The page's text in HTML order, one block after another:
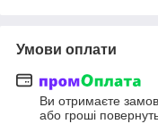
Умови оплати
Ви отримаєте
або гроші